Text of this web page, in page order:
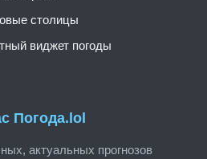
Погода.lol
актуальных прогнозов
столицы
виджет погоды